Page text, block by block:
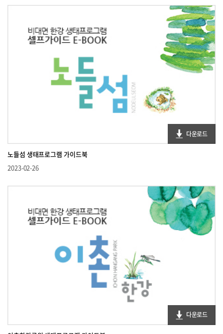
다운로드
노들섬 생태프로그램 가이드북
2023-02-26
다운로드